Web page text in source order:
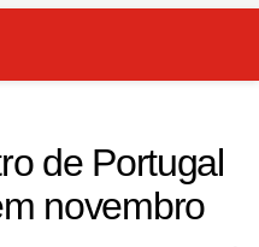
de Portugal
novembro